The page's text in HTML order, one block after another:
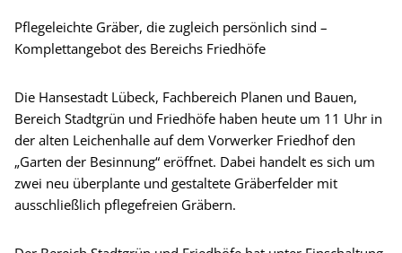
Pflegeleichte Gräber, die zugleich persönlich sind –
Komplettangebot des Bereichs Friedhöfe
Die Hansestadt Lübeck, Fachbereich Planen und Bauen,
Bereich Stadtgrün und Friedhöfe haben heute um 11 Uhr in
der alten Leichenhalle auf dem Vorwerker Friedhof den
„Garten der Besinnung“ eröffnet. Dabei handelt es sich um
zwei neu überplante und gestaltete Gräberfelder mit
ausschließlich pflegefreien Gräbern.